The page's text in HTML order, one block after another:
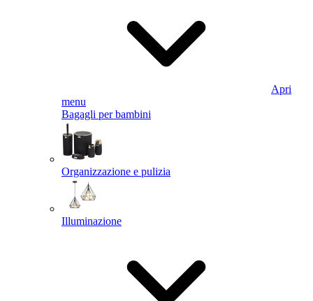
Apri
menu
Bagagli per bambini
Organizzazione e pulizia
Illuminazione